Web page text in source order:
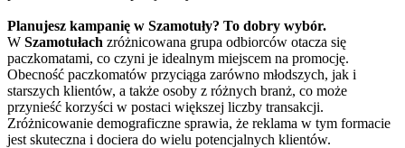
Planujesz kampanię w Szamotuły? To dobry wybór.
W Szamotułach zróżnicowana grupa odbiorców otacza się
paczkomatami, co czyni je idealnym miejscem na promocję.
Obecność paczkomatów przyciąga zarówno młodszych, jak i
starszych klientów, a także osoby z różnych branż, co może
przynieść korzyści w postaci większej liczby transakcji.
Zróżnicowanie demograficzne sprawia, że reklama w tym formacie
jest skuteczna i dociera do wielu potencjalnych klientów.